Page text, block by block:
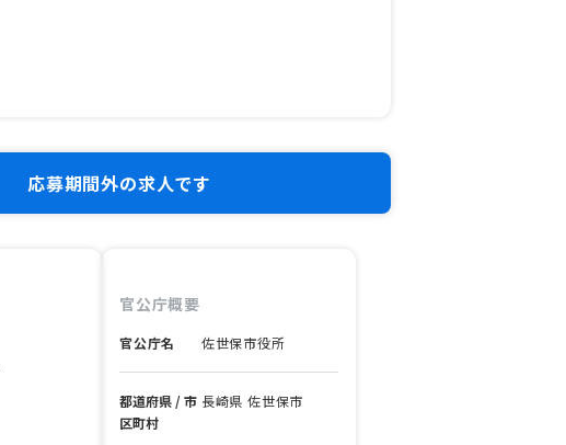
応募期間外の求人です
官公庁概要
官公庁名 佐世保市役所
都道府県 / 市
区町村
長崎県 佐世保市